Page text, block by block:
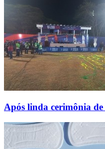
Após linda cerimônia